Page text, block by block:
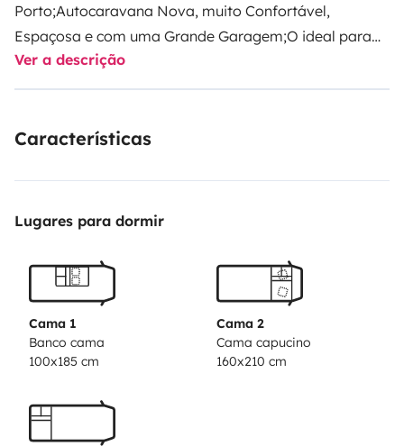
Porto;Autocaravana Nova, muito Confortável,
Espaçosa e com uma Grande Garagem;O ideal para
umas Férias em Família com grande
comodidade.Venha desfrutar desta
meses de Outono/Inverno entre as 9 - 18h em horário
dentro deste horário.
entregas da Autocaravana.
A AUTOCARAVANA NÃO
SERÁ ENTREGUE SE A TRANSFERÊNCIA DA
ANTERIOR AO ÍNICIO DA VIAGEM.
Ver a descrição
Características
Lugares para dormir
Cama 1
Banco cama
100x185 cm
Cama 2
Cama capucino
160x210 cm